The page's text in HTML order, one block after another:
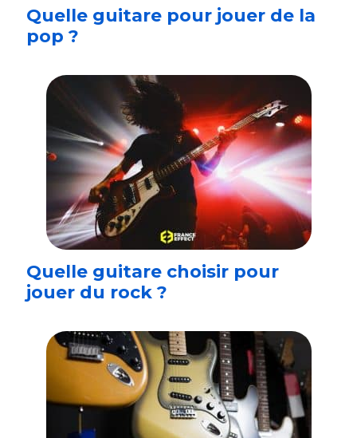
Quelle guitare pour jouer de la
pop ?
Quelle guitare choisir pour
jouer du rock ?